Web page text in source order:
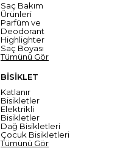
Saç Bakım
Ürünleri
Parfüm ve
Deodorant
Highlighter
Saç Boyası
Tümünü Gör
BİSİKLET
Katlanır
Bisikletler
Elektrikli
Bisikletler
Dağ Bisikletleri
Çocuk Bisikletleri
Tümünü Gör